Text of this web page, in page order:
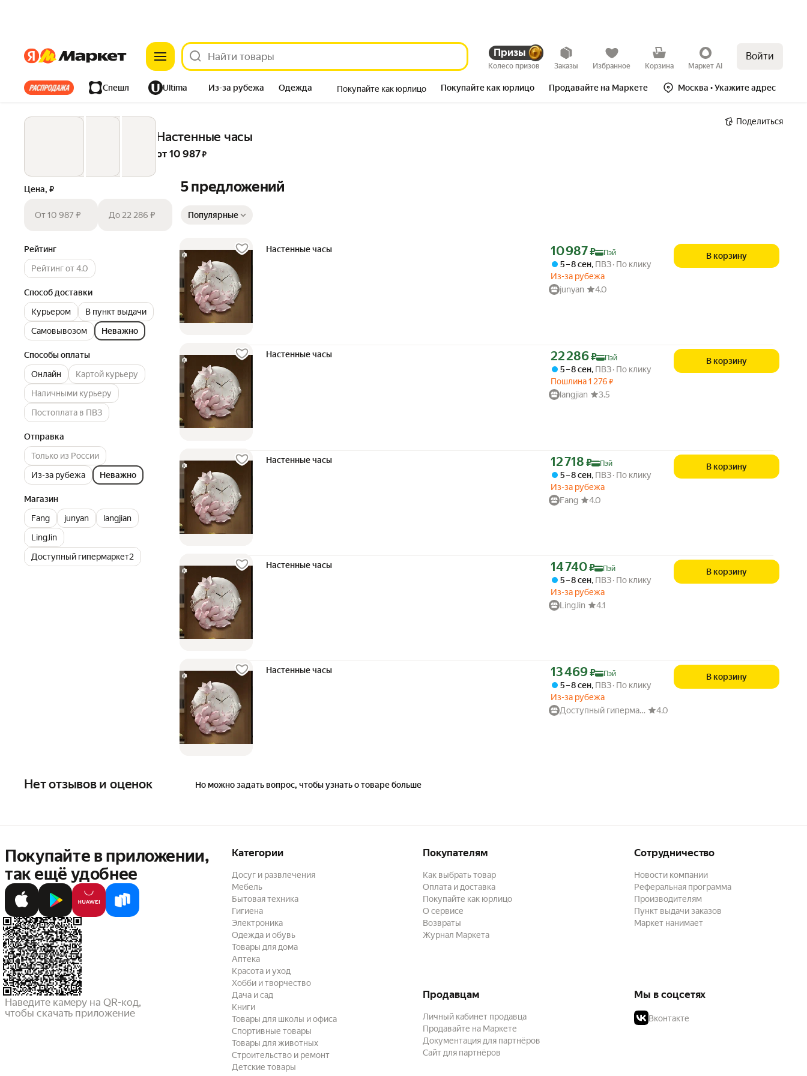
ЯндексЯндекс Призы
Колесо призов Заказы Избранное Корзина Маркет AI
Войти
Все хиты Спешл Ultima Из-за рубежа Одежда
Дом Ремонт Детям Красота
Покупайте как юрлицо Покупайте как юрлицо Продавайте на Маркете Москва • Укажите адрес
Настенные часы
от 10 987 ₽
Поделиться
Цена, ₽
От 10 987 ₽ До 22 286 ₽
Рейтинг
Рейтинг от 4.0
Способ доставки
Курьером
В пункт выдачи
Самовывозом
Неважно
Способы оплаты
Онлайн
Картой курьеру
Наличными курьеру
Постоплата в ПВЗ
Отправка
Только из России
Из-за рубежа
Неважно
Магазин
Fang
junyan
langjian
LingJin
Доступный гипермаркет2
5 предложений
Популярные
Настенные часы Цена с картой Яндекс Пэй 10987 ₽ вместо
10 987₽ Пэй
5 – 8 сен, ПВЗ По клику
Из-за рубежа
junyan
4.0
В корзину
Настенные часы Цена с картой Яндекс Пэй 22286 ₽ вместо
22 286₽ Пэй
5 – 8 сен, ПВЗ По клику
Пошлина1 276 ₽
langjian 3.5
В корзину
Настенные часы Цена с картой Яндекс Пэй 12718 ₽ вместо
12 718 ₽ Пэй
5 – 8 сен, ПВЗ По клику
Из-за рубежа
Fang
4.0
В корзину
Настенные часы Цена с картой Яндекс Пэй 14740 ₽ вместо
14 740₽ Пэй
5 – 8 сен, ПВЗ По клику
Из-за рубежа
LingJin
4.1
В корзину
Настенные часы Цена с картой Яндекс Пэй 13469 ₽ вместо
13 469₽ Пэй
5 – 8 сен, ПВЗ По клику
Из-за рубежа
Доступный гипермаркет2
4.0
В корзину
Нет отзывов и оценок Но можно задать вопрос, чтобы узнать о товаре больше
Покупайте в приложении,
так ещё удобнее
Наведите камеру на QR-код,
чтобы скачать приложение
Категории
Досуг и развлечения
Мебель
Бытовая техника
Гигиена
Электроника
Одежда и обувь
Товары для дома
Аптека
Красота и уход
Хобби и творчество
Дача и сад
Книги
Товары для школы и офиса
Спортивные товары
Товары для животных
Строительство и ремонт
Детские товары
Покупателям
Как выбрать товар
Оплата и доставка
Покупайте как юрлицо
О сервисе
Возвраты
Журнал Маркета
Сотрудничество
Новости компании
Реферальная программа
Производителям
Пункт выдачи заказов
Маркет нанимает
Продавцам
Личный кабинет продавца
Продавайте на Маркете
Документация для партнёров
Сайт для партнёров
Мы в соцсетях
Вконтакте